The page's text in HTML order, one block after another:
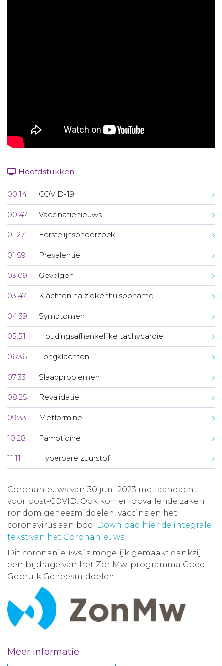
Hoofdstukken
00:14 COVID-19
00:47 Vaccinatienieuws
01:27 Eerstelijnsonderzoek
01:59 Prevalentie
03:09 Gevolgen
03:47 Klachten na ziekenhuisopname
04:39 Symptomen
05:51 Houdingsafhankelijke tachycardie
06:36 Longklachten
07:33 Slaapproblemen
08:25 Revalidatie
09:33 Metformine
10:28 Famotidine
11:11 Hyperbare zuurstof
Coronanieuws van 30 juni 2023 met aandacht
voor post-COVID. Ook komen opvallende zaken
rondom geneesmiddelen, vaccins en het
coronavirus aan bod. Download hier de integrale
tekst van het Coronanieuws.
Dit coronanieuws is mogelijk gemaakt dankzij
een bijdrage van het ZonMw-programma Goed
Gebruik Geneesmiddelen.
Meer informatie